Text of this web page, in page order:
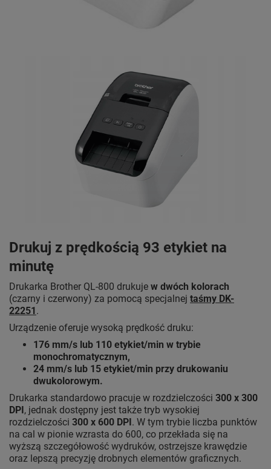
Drukuj z prędkością 93 etykiet na
minutę
Drukarka Brother QL-800 drukuje w dwóch kolorach
(czarny i czerwony) za pomocą specjalnej taśmy DK-
22251 .
Urządzenie oferuje wysoką prędkość druku:
176 mm/s lub 110 etykiet/min w trybie
monochromatycznym,
24 mm/s lub 15 etykiet/min przy drukowaniu
dwukolorowym.
Drukarka standardowo pracuje w rozdzielczości 300 x 300
DPI , jednak dostępny jest także tryb wysokiej
rozdzielczości 300 x 600 DPI . W tym trybie liczba punktów
na cal w pionie wzrasta do 600, co przekłada się na
wyższą szczegółowość wydruków, ostrzejsze krawędzie
oraz lepszą precyzję drobnych elementów graficznych.